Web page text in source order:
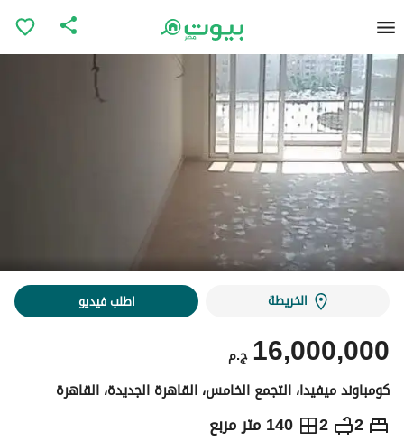
الخريطة اطلب فيديو
ج.م 16,000,000
كومباوند ميفيدا، التجمع الخامس، القاهرة الجديدة، القاهرة
2
2 140 متر مربع ج.م 16,000,000